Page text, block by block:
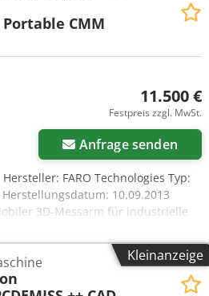
CMM
11.500 €
Festpreis zzgl. MwSt.
Anfrage senden
FARO Technologies Typ:
10.09.2013
3D-Messarm für industrielle
Werkzeug- und Formenbau,
ca. 1,8 m / 6 ft Achsen: 6
Wiederholgenauigkeit: bis 0,016
Akku-Betrieb
Kleinanzeige